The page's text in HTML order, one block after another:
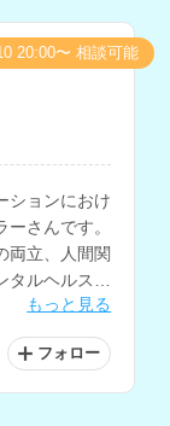
ションにおけ
さんです。
両立、人間関
ルヘルス、
れています。
もっと見る
フォロー
20:00〜 相談可能